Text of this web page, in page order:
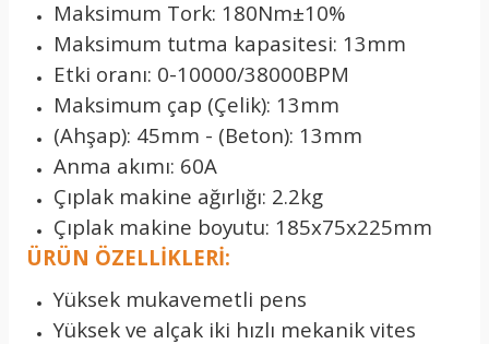
Maksimum Tork: 180Nm±10%
Maksimum tutma kapasitesi: 13mm
Etki oranı: 0-10000/38000BPM
Maksimum çap (Çelik): 13mm
(Ahşap): 45mm - (Beton): 13mm
Anma akımı: 60A
Çıplak makine ağırlığı: 2.2kg
Çıplak makine boyutu: 185x75x225mm
ÜRÜN ÖZELLİKLERİ:
Yüksek mukavemetli pens
Yüksek ve alçak iki hızlı mekanik vites